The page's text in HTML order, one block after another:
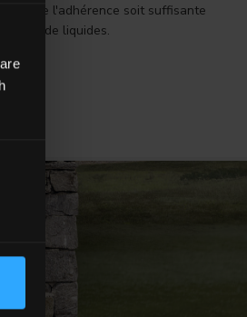
et que l'adhérence soit suffisante
de liquides.